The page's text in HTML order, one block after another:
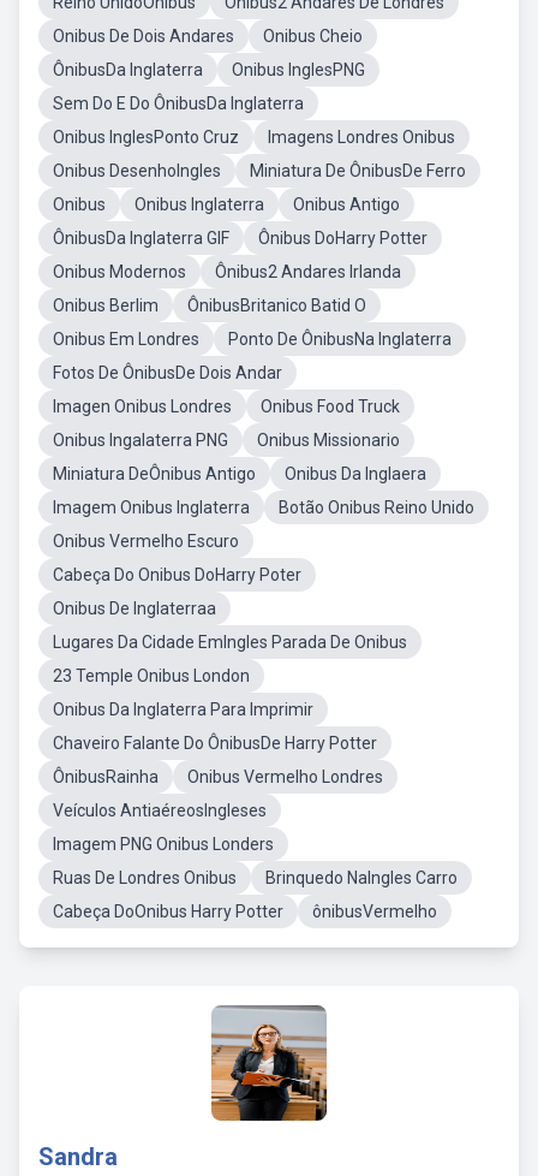
Onibus De Dois Andares
Onibus Cheio
ÔnibusDa Inglaterra
Onibus InglesPNG
Sem Do E Do ÔnibusDa Inglaterra
Onibus InglesPonto Cruz
Imagens Londres Onibus
Onibus DesenhoIngles
Miniatura De ÔnibusDe Ferro
Onibus
Onibus Inglaterra
Onibus Antigo
ÔnibusDa Inglaterra GIF
Ônibus DoHarry Potter
Onibus Modernos
Ônibus2 Andares Irlanda
Onibus Berlim
ÔnibusBritanico Batid O
Onibus Em Londres
Ponto De ÔnibusNa Inglaterra
Fotos De ÔnibusDe Dois Andar
Imagen Onibus Londres
Onibus Food Truck
Onibus Ingalaterra PNG
Onibus Missionario
Miniatura DeÔnibus Antigo
Onibus Da Inglaera
Imagem Onibus Inglaterra
Botão Onibus Reino Unido
Onibus Vermelho Escuro
Cabeça Do Onibus DoHarry Poter
Onibus De Inglaterraa
Lugares Da Cidade EmIngles Parada De Onibus
23 Temple Onibus London
Onibus Da Inglaterra Para Imprimir
Chaveiro Falante Do ÔnibusDe Harry Potter
ÔnibusRainha
Onibus Vermelho Londres
Veículos AntiaéreosIngleses
Imagem PNG Onibus Londers
Ruas De Londres Onibus
Brinquedo NaIngles Carro
Cabeça DoOnibus Harry Potter
ônibusVermelho
Sandra